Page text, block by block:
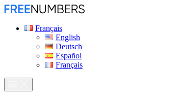
Français
English
Deutsch
Español
Français